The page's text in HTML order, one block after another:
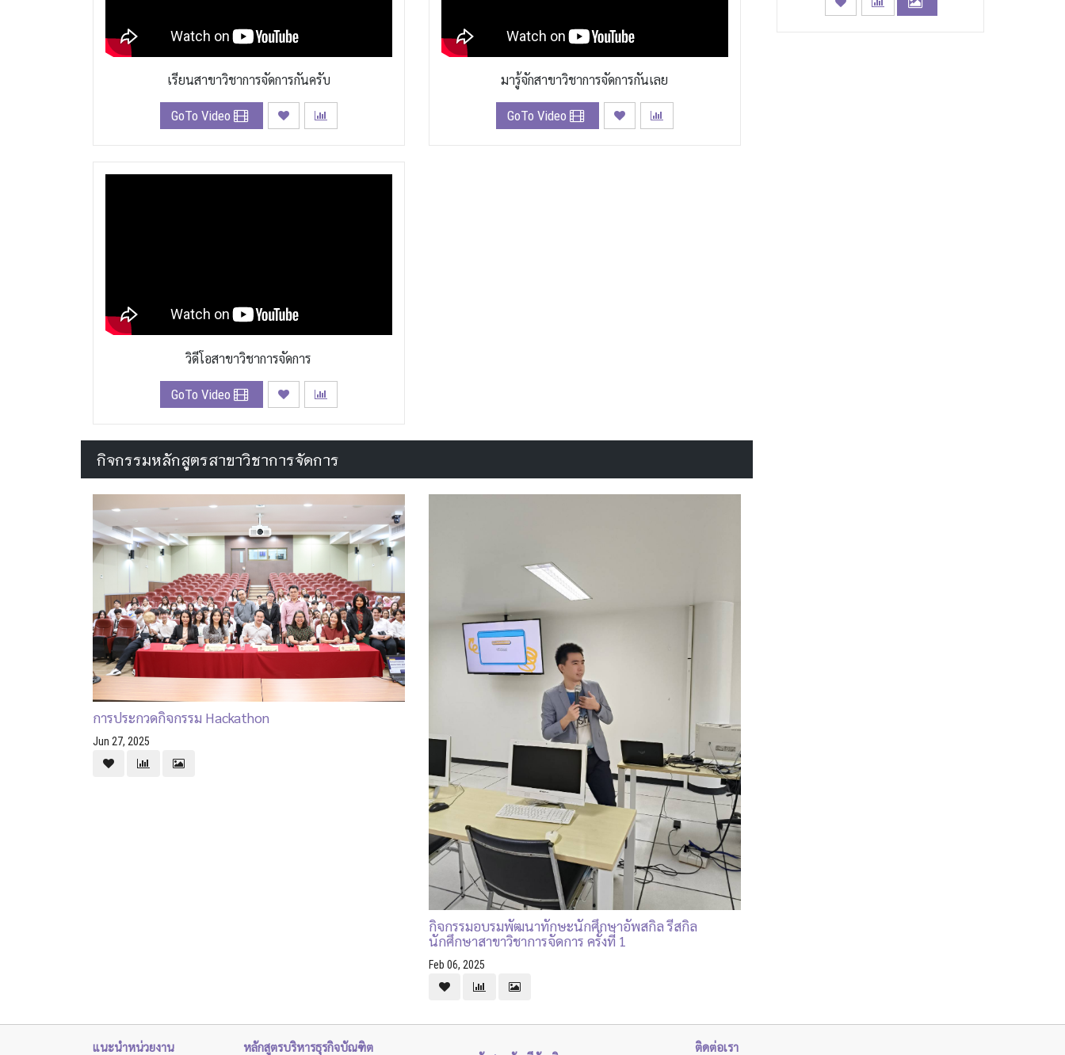
เรียนสาขาวิชาการจัดการกันครับ
GoTo Video
มารู้จักสาขาวิชาการจัดการกันเลย
GoTo Video
วิดีโอสาขาวิชาการจัดการ
GoTo Video
กิจกรรมหลักสูตรสาขาวิชาการจัดการ
การประกวดกิจกรรม Hackathon
Jun 27, 2025
กิจกรรมอบรมพัฒนาทักษะนักศึกษาอัพสกิล รีสกิล
นักศึกษาสาขาวิชาการจัดการ ครั้งที่ 1
Feb 06, 2025
แนะนำหน่วยงาน หลักสูตรบริหารธุรกิจบัณฑิต ติดต่อเรา